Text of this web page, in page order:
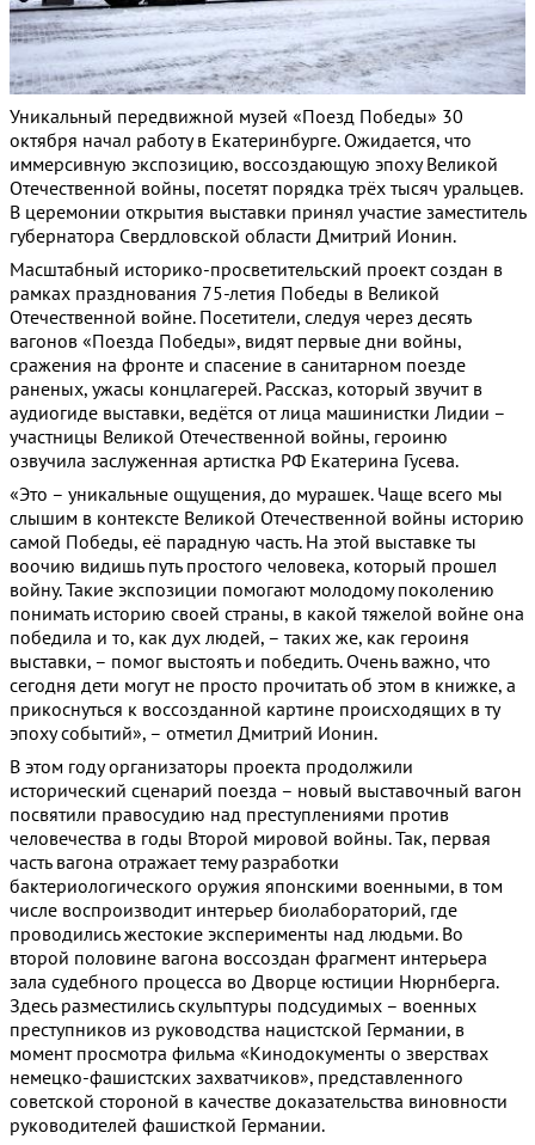
Уникальный передвижной музей «Поезд Победы» 30
октября начал работу в Екатеринбурге. Ожидается, что
иммерсивную экспозицию, воссоздающую эпоху Великой
Отечественной войны, посетят порядка трёх тысяч уральцев.
В церемонии открытия выставки принял участие заместитель
губернатора Свердловской области Дмитрий Ионин.
Масштабный историко-просветительский проект создан в
рамках празднования 75-летия Победы в Великой
Отечественной войне. Посетители, следуя через десять
вагонов «Поезда Победы», видят первые дни войны,
сражения на фронте и спасение в санитарном поезде
раненых, ужасы концлагерей. Рассказ, который звучит в
аудиогиде выставки, ведётся от лица машинистки Лидии –
участницы Великой Отечественной войны, героиню
озвучила заслуженная артистка РФ Екатерина Гусева.
«Это – уникальные ощущения, до мурашек. Чаще всего мы
слышим в контексте Великой Отечественной войны историю
самой Победы, её парадную часть. На этой выставке ты
воочию видишь путь простого человека, который прошел
войну. Такие экспозиции помогают молодому поколению
понимать историю своей страны, в какой тяжелой войне она
победила и то, как дух людей, – таких же, как героиня
выставки, – помог выстоять и победить. Очень важно, что
сегодня дети могут не просто прочитать об этом в книжке, а
прикоснуться к воссозданной картине происходящих в ту
эпоху событий», – отметил Дмитрий Ионин.
В этом году организаторы проекта продолжили
исторический сценарий поезда – новый выставочный вагон
посвятили правосудию над преступлениями против
человечества в годы Второй мировой войны. Так, первая
часть вагона отражает тему разработки
бактериологического оружия японскими военными, в том
числе воспроизводит интерьер биолабораторий, где
проводились жестокие эксперименты над людьми. Во
второй половине вагона воссоздан фрагмент интерьера
зала судебного процесса во Дворце юстиции Нюрнберга.
Здесь разместились скульптуры подсудимых – военных
преступников из руководства нацистской Германии, в
момент просмотра фильма «Кинодокументы о зверствах
немецко-фашистских захватчиков», представленного
советской стороной в качестве доказательства виновности
руководителей фашисткой Германии.